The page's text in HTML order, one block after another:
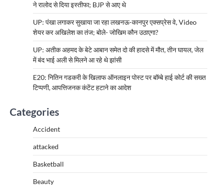
ने रालोद से दिया इस्तीफा; BJP से आए थे
UP: पंखा लगाकर सुखाया जा रहा लखनऊ-कानपुर एक्सप्रेस वे, Video
शेयर कर अखिलेश का तंज; बोले- जोखिम कौन उठाएगा?
UP: अतीक अहमद के बेटे आबान समेत दो की हादसे में मौत, तीन घायल, जेल
में बंद भाई अली से मिलने आ रहे थे झांसी
E20: नितिन गडकरी के खिलाफ ऑनलाइन पोस्ट पर बॉम्बे हाई कोर्ट की सख्त
टिप्पणी, आपत्तिजनक कंटेंट हटाने का आदेश
Categories
Accident
attacked
Basketball
Beauty